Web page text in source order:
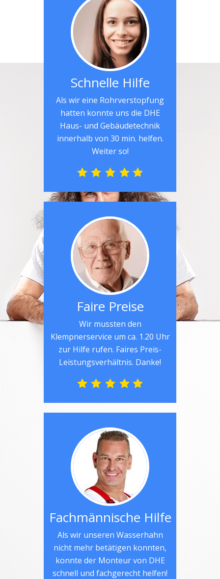
Schnelle Hilfe
Als wir eine Rohrverstopfung
hatten konnte uns die DHE
Haus- und Gebäudetechnik
innerhalb von 30 min. helfen.
Weiter so!
Faire Preise
Wir mussten den
Klempnerservice um ca. 1.20 Uhr
zur Hilfe rufen. Faires Preis-
Leistungsverhältnis. Danke!
Fachmännische Hilfe
Als wir unseren Wasserhahn
nicht mehr betätigen konnten,
konnte der Monteur von DHE
schnell und fachgerecht helfen!